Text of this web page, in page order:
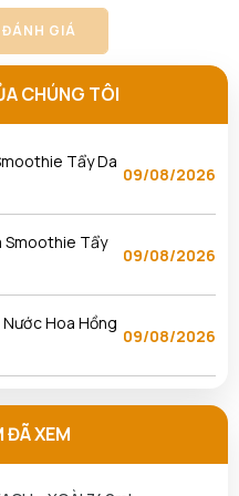
GIÁ
CHÚNG TÔI
sản phẩm Tẩy
Tẩy Da
09/08/2026
Smoothie Tẩy
09/08/2026
Hoa Hồng
09/08/2026
phẩm Son
Son Kem Lì
ĐÃ XEM